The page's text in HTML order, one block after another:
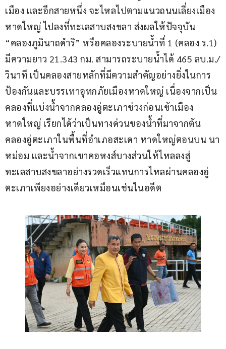
เมือง และอีกสายหนึ่ง จะไหลไปตามแนวถนนเลี่ยงเมือง
หาดใหญ่ ไปลงที่ทะเลสาบสงขลา ส่งผลให้ปัจจุบัน
“คลองภูมินาถดำริ” หรือคลองระบายน้ำที่ 1 (คลอง ร.1)
มีความยาว 21.343 กม. สามารถระบายน้ำได้ 465 ลบ.ม./
วินาที เป็นคลองสายหลักที่มีความสำคัญอย่างยิ่งในการ
ป้องกันและบรรเทาอุทกภัยเมืองหาดใหญ่ เนื่องจากเป็น
คลองที่แบ่งน้ำจากคลองอู่ตะเภาช่วงก่อนเข้าเมือง
หาดใหญ่ เรียกได้ว่าเป็นทางด่วนของน้ำที่มาจากต้น
คลองอู่ตะเภาในพื้นที่อำเภอสะเดา หาดใหญ่ตอนบน นา
หม่อม และน้ำจากเขาคอหงส์บางส่วนให้ไหลลงสู่
ทะเลสาบสงขลาอย่างรวดเร็วแทนการไหลผ่านคลองอู่
ตะเภาเพียงอย่างเดียวเหมือนเช่นในอดีต